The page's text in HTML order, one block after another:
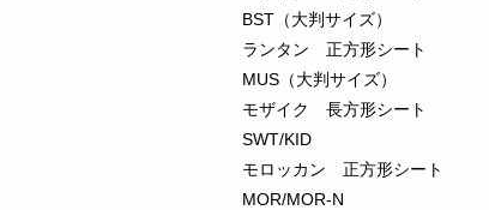
BST（大判サイズ）
ランタン 正方形シート
MUS（大判サイズ）
モザイク 長方形シート
SWT/KID
モロッカン 正方形シート
MOR/MOR-N